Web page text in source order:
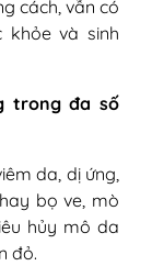
cách, vẫn có
khỏe và sinh
trong đa số
da, dị ứng,
bọ ve, mò
hủy mô da
đỏ.